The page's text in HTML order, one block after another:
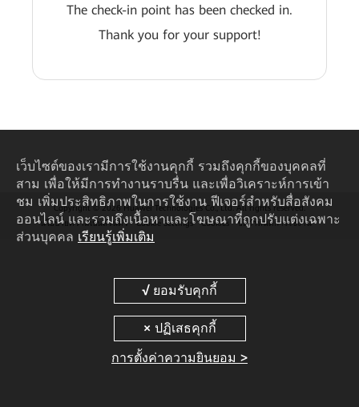
The check-in point has been checked in.
Thank you for your support!
Copyright © 2026 Huawei Technologies Co., Ltd. All rights reserved.
นโยบายความเป็นส่วนตัว
Cookie Settings Cookies ข้อกำหนดการใช้งาน
เว็บไซต์ของเรามีการใช้งานคุกกี้ รวมถึงคุกกี้ของบุคคลที่
สาม เพื่อให้มีการทำงานราบรื่น และเพื่อวิเคราะห์การเข้า
ชม เพิ่มประสิทธิภาพในการใช้งาน ฟีเจอร์สำหรับสื่อสังคม
ออนไลน์ และรวมถึงเนื้อหาและโฆษณาที่ถูกปรับแต่งเฉพาะ
ส่วนบุคคล เรียนรู้เพิ่มเติม
การตั้งค่าความยินยอม >